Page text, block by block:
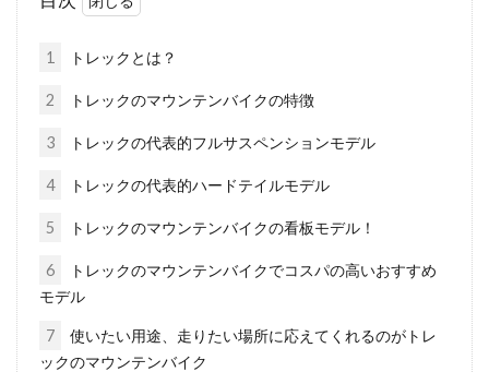
自転車の買い替え時期、最適な時期
自転車の寿命ってどのくらいでしょうね、とい
メンテナンスの頻...
1 トレックとは？
2 トレックのマウンテンバイクの特徴
3 トレックの代表的フルサスペンションモデル
4 トレックの代表的ハードテイルモデル
5 トレックのマウンテンバイクの看板モデル！
6
トレックのマウンテンバイクでコスパの高いおすすめ
モデル
7
使いたい用途、走りたい場所に応えてくれるのがトレ
ックのマウンテンバイク